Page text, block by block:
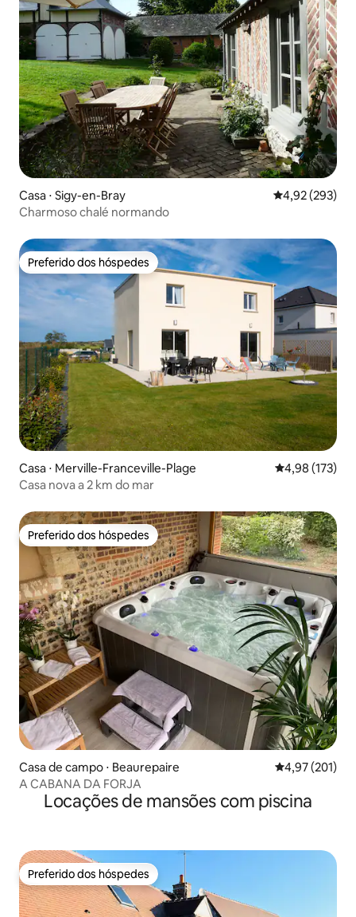
Casa ⋅ Sigy-en-Bray 4,92 de uma
4,92 (293)
Charmoso chalé normando
Preferido dos hóspedes
Preferido dos hóspedes
Casa ⋅ Merville-Franceville-Plage 4,98 de uma
4,98 (173)
Casa nova a 2 km do mar
Preferido dos hóspedes
Preferido dos hóspedes
Casa de campo ⋅ Beaurepaire 4,97 de uma
4,97 (201)
A CABANA DA FORJA
Locações de mansões com piscina
Preferido dos hóspedes
Preferido dos hóspedes